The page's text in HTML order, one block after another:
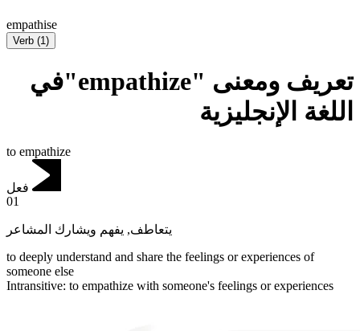
empathise
Verb (1)
تعريف ومعنى "empathize"في
اللغة الإنجليزية
to empathize
فعل
01
يتعاطف, يفهم ويشارك المشاعر
to deeply understand and share the feelings or experiences of
someone else
Intransitive: to empathize with someone's feelings or experiences